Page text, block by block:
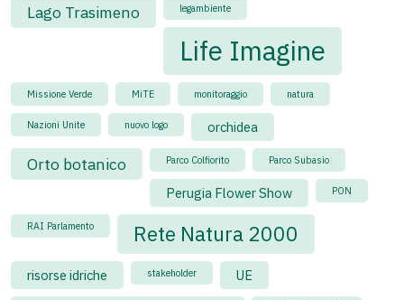
Lago Trasimeno legambiente
Life Imagine
Missione Verde MiTE monitoraggio natura
Nazioni Unite nuovo logo orchidea
Orto botanico Parco Colfiorito Parco Subasio
Perugia Flower Show PON
RAI Parlamento Rete Natura 2000
risorse idriche stakeholder UE